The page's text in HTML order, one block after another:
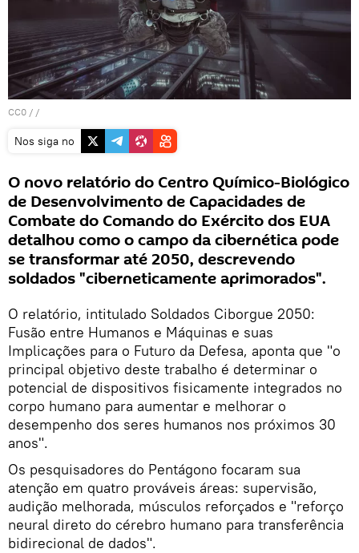
CC0 / /
Nos siga no
O novo relatório do Centro Químico-Biológico
de Desenvolvimento de Capacidades de
Combate do Comando do Exército dos EUA
detalhou como o campo da cibernética pode
se transformar até 2050, descrevendo
soldados "ciberneticamente aprimorados".
O relatório, intitulado Soldados Ciborgue 2050:
Fusão entre Humanos e Máquinas e suas
Implicações para o Futuro da Defesa, aponta que "o
principal objetivo deste trabalho é determinar o
potencial de dispositivos fisicamente integrados no
corpo humano para aumentar e melhorar o
desempenho dos seres humanos nos próximos 30
anos".
Os pesquisadores do Pentágono focaram sua
atenção em quatro prováveis áreas: supervisão,
audição melhorada, músculos reforçados e "reforço
neural direto do cérebro humano para transferência
bidirecional de dados".